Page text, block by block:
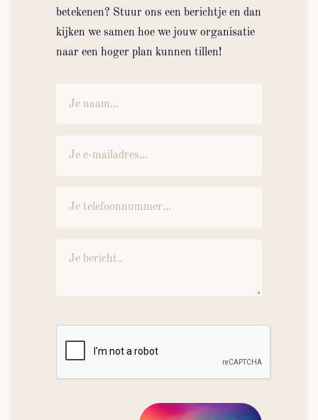
betekenen? Stuur ons een berichtje en dan
kijken we samen hoe we jouw organisatie
naar een hoger plan kunnen tillen!